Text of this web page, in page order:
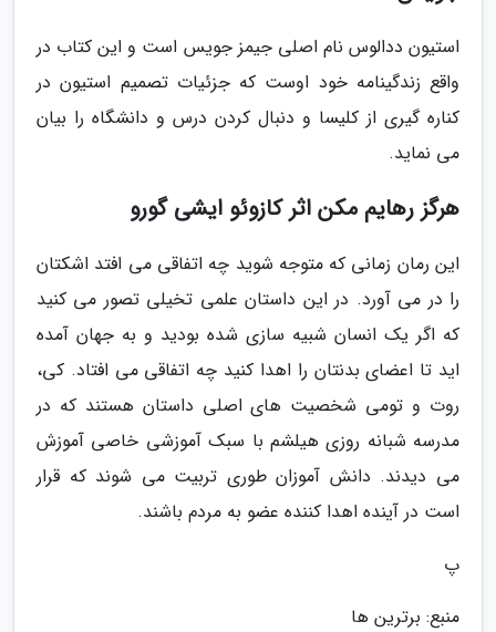
استیون ددالوس نام اصلی جیمز جویس است و این کتاب در
واقع زندگینامه خود اوست که جزئیات تصمیم استیون در
کناره گیری از کلیسا و دنبال کردن درس و دانشگاه را بیان
می نماید.
هرگز رهایم مکن اثر کازوئو ایشی گورو
این رمان زمانی که متوجه شوید چه اتفاقی می افتد اشکتان
را در می آورد. در این داستان علمی تخیلی تصور می کنید
که اگر یک انسان شبیه سازی شده بودید و به جهان آمده
اید تا اعضای بدنتان را اهدا کنید چه اتفاقی می افتاد. کی،
روت و تومی شخصیت های اصلی داستان هستند که در
مدرسه شبانه روزی هیلشم با سبک آموزشی خاصی آموزش
می دیدند. دانش آموزان طوری تربیت می شوند که قرار
است در آینده اهدا کننده عضو به مردم باشند.
پ
منبع: برترین ها